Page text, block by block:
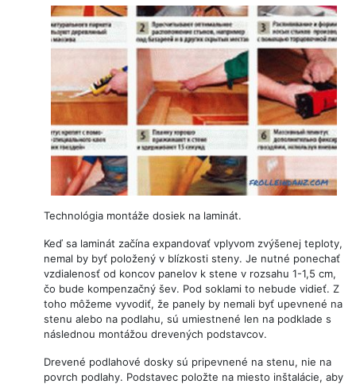
Technológia montáže dosiek na laminát.
Keď sa laminát začína expandovať vplyvom zvýšenej teploty,
nemal by byť položený v blízkosti steny. Je nutné ponechať
vzdialenosť od koncov panelov k stene v rozsahu 1-1,5 cm,
čo bude kompenzačný šev. Pod soklami to nebude vidieť. Z
toho môžeme vyvodiť, že panely by nemali byť upevnené na
stenu alebo na podlahu, sú umiestnené len na podklade s
následnou montážou drevených podstavcov.
Drevené podlahové dosky sú pripevnené na stenu, nie na
povrch podlahy. Podstavec položte na miesto inštalácie, aby